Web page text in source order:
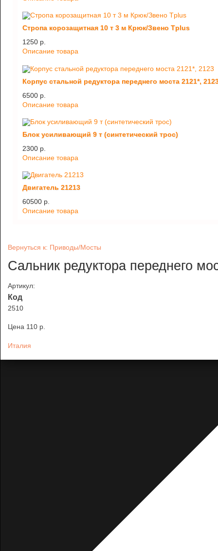
Стропа корозащитная 10 т 3 м Крюк/Звено Tplus
1250 p.
Описание товара
Корпус стальной редуктора переднего моста 2121*,
6500 p.
Описание товара
Блок усиливающий 9 т (синтетический трос)
2300 p.
Описание товара
Двигатель 21213
60500 p.
Описание товара
Вернуться к: Приводы/Мосты
Сальник редуктора переднего
Артикул:
Код
2510
Цена 110 p.
Италия